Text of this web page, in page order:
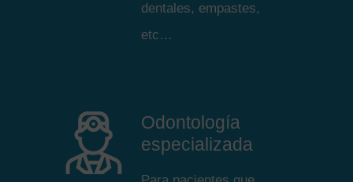
dentales, empastes,
etc…
Odontología
especializada